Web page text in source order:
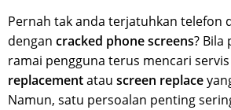
Pernah tak anda terjatuhkan telefon
dengan cracked phone screens? Bila
ramai pengguna terus mencari servis
replacementatau screen replace
Namun, satu persoalan penting